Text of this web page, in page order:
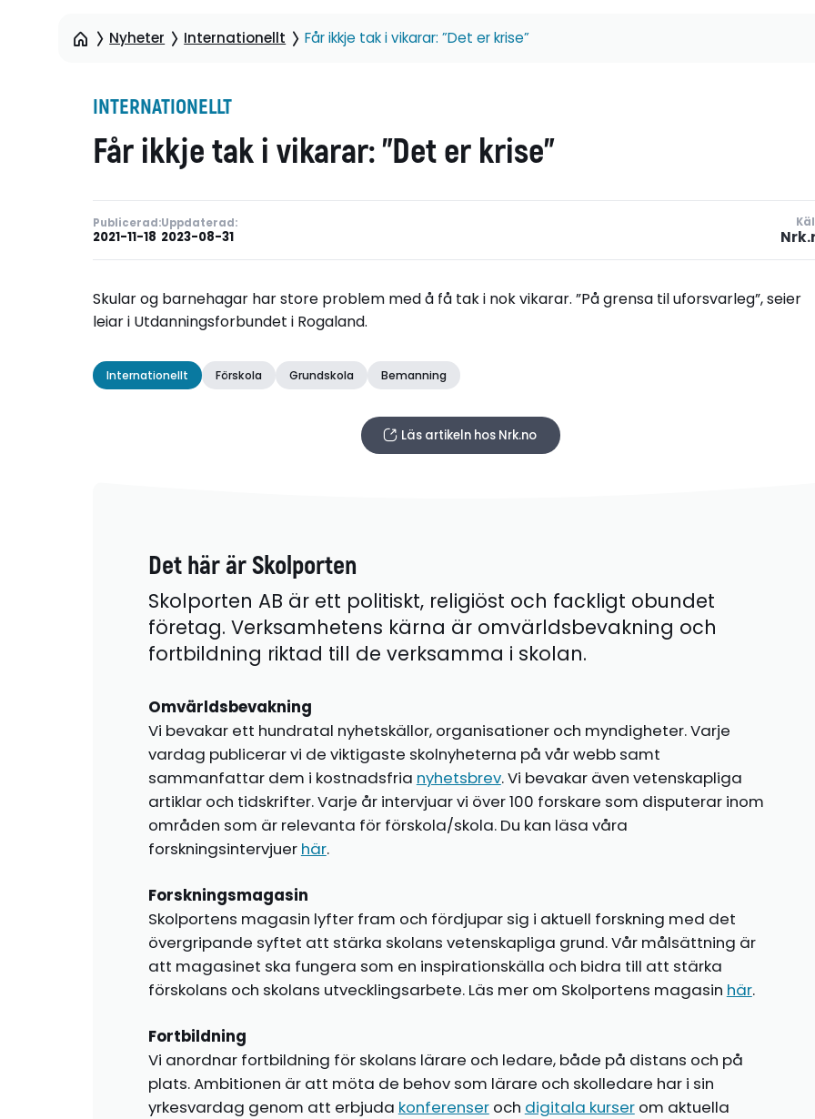
Nyheter Internationellt Får ikkje tak i vikarar: ”Det er krise”
INTERNATIONELLT
Får ikkje tak i vikarar: ”Det er krise”
Publicerad:
2021-11-18
Uppdaterad:
2023-08-31
Skular og barnehagar har store problem med å få tak i nok vikarar. ”På grensa til uforsvarleg”, seier
leiar i Utdanningsforbundet i Rogaland.
Internationellt Förskola Grundskola Bemanning
Läs artikeln hos Nrk.no
Det här är Skolporten
Skolporten AB är ett politiskt, religiöst och fackligt obundet
företag. Verksamhetens kärna är omvärldsbevakning och
fortbildning riktad till de verksamma i skolan.
Omvärldsbevakning
Vi bevakar ett hundratal nyhetskällor, organisationer och myndigheter. Varje
vardag publicerar vi de viktigaste skolnyheterna på vår webb samt
sammanfattar dem i kostnadsfria nyhetsbrev. Vi bevakar även vetenskapliga
artiklar och tidskrifter. Varje år intervjuar vi över 100 forskare som disputerar inom
områden som är relevanta för förskola/skola. Du kan läsa våra
forskningsintervjuer här.
Forskningsmagasin
Skolportens magasin lyfter fram och fördjupar sig i aktuell forskning med det
övergripande syftet att stärka skolans vetenskapliga grund. Vår målsättning är
att magasinet ska fungera som en inspirationskälla och bidra till att stärka
förskolans och skolans utvecklingsarbete. Läs mer om Skolportens magasin här.
Fortbildning
Vi anordnar fortbildning för skolans lärare och ledare, både på distans och på
plats. Ambitionen är att möta de behov som lärare och skolledare har i sin
yrkesvardag genom att erbjuda konferenseroch digitala kurserom aktuella